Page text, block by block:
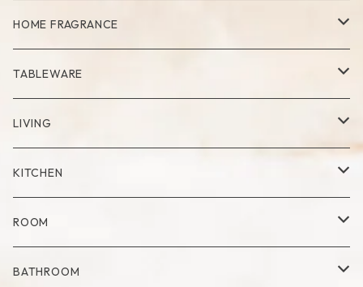
NECKLACE
RING
HOME FRAGRANCE
Palo Santo
TABLEWARE
Cup
Mug
Glass
Plate
Set
Milk Pitcher
LIVING
Vase
Dry Flower Vase
Tray
Fabric Poster
KITCHEN
Kitchen Tool
Tea Pot
ROOM
Blanket
BATHROOM